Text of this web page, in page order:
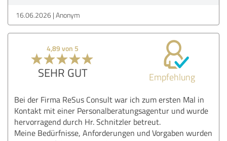
16.06.2026 Anonym
4,89 von 5
SEHR GUT Empfehlung
Bei der Firma ReSus Consult war ich zum ersten Mal in
Kontakt mit einer Personalberatungsagentur und wurde
hervorragend durch Hr. Schnitzler betreut.
Meine Bedürfnisse, Anforderungen und Vorgaben wurden